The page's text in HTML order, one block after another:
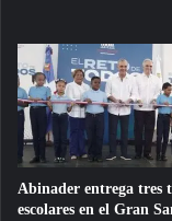
Abinader entrega tres
escolares en el Gran